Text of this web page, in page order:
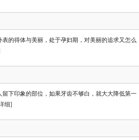
的得体与美丽，处于孕妇期，对美丽的追求又怎么
下印象的部位，如果牙齿不够白，就大大降低第一
细]